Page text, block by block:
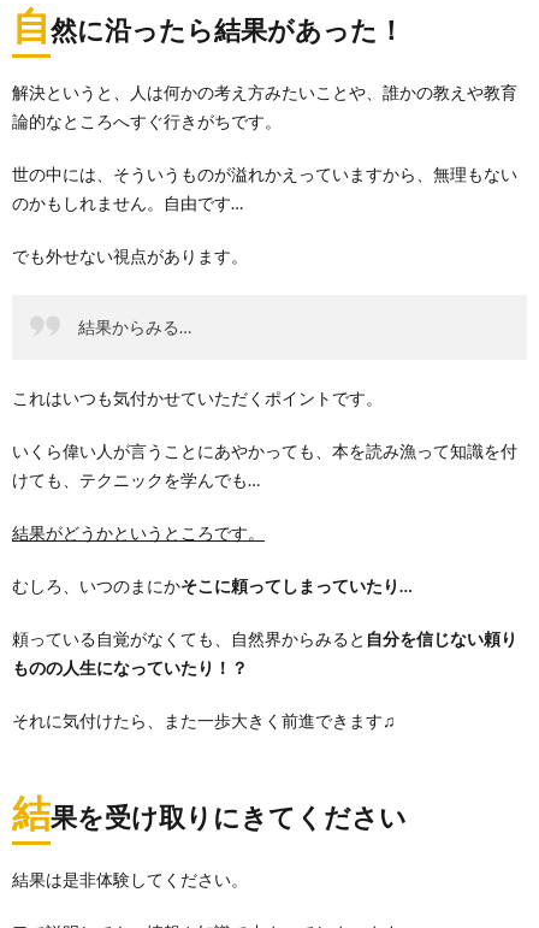
自然に沿ったら結果があった ！
解決というと、人は何かの考え方みたいことや、誰かの教えや教育
論的なところへすぐ行きがちです。
世の中には、そういうものが溢れかえっていますから、無理もない
のかもしれません。自由です…
でも外せない視点があります。
結果からみる…
これはいつも気付かせていただくポイントです。
いくら偉い人が言うことにあやかっても、本を読み漁って知識を付
けても、テクニックを学んでも…
結果がどうかというところです。
むしろ、いつのまにかそこに頼ってしまっていたり…
頼っている自覚がなくても、自然界からみると 自分を信じない頼り
ものの人生になっていたり！？
それに気付けたら、また一歩大きく前進できます♫
結果を受け取りにきてください
結果は是非体験してください。